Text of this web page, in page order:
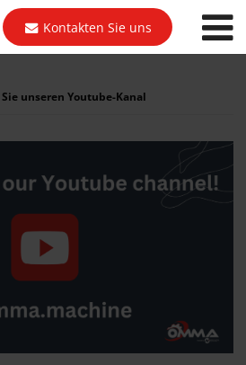
Kontakten Sie uns
unseren Youtube-Kanal